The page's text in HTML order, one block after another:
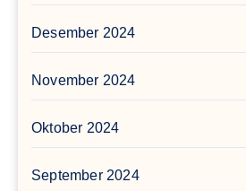
Desember 2024
November 2024
Oktober 2024
September 2024